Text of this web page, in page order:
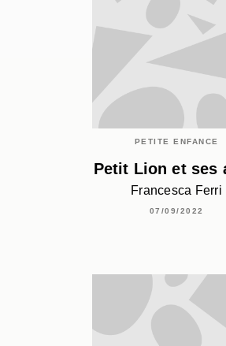
PETITE ENFANCE
Petit Lion et ses
Francesca Ferri
07/09/2022